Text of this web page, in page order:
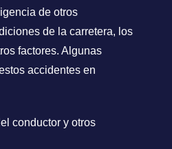
de otros
de la carretera, los
factores. Algunas
accidentes en
conductor y otros